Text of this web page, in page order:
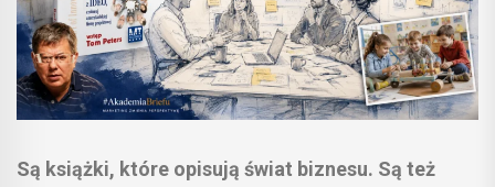
Są książki, które opisują świat biznesu. Są też